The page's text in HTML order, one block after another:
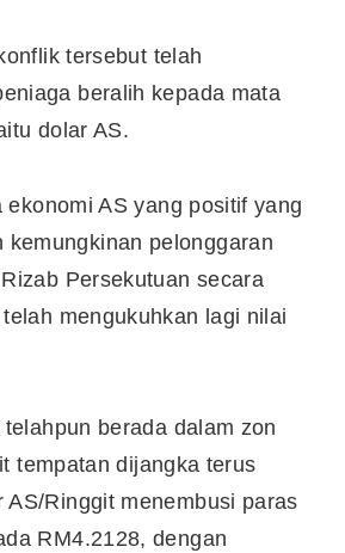
tersebut telah
beralih kepada mata
dolar AS.
ekonomi AS yang positif yang
kemungkinan pelonggaran
Persekutuan secara
mengukuhkan lagi nilai
telahpun berada dalam zon
tempatan dijangka terus
AS/Ringgit menembusi paras
RM4.2128, dengan